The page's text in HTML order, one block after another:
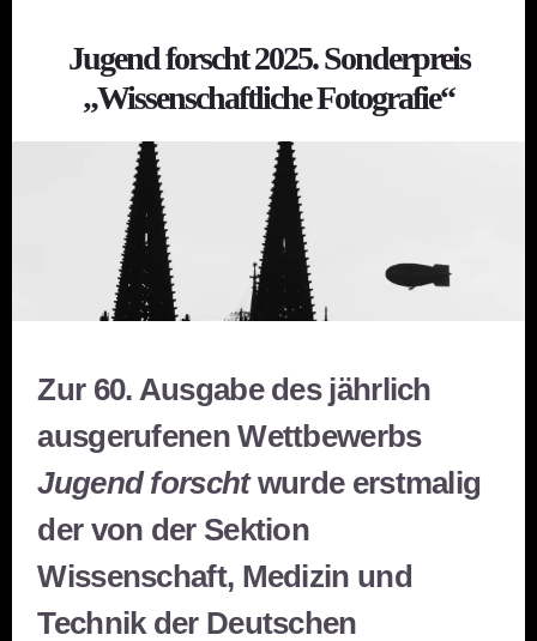
Jugend forscht 2025. Sonderpreis
„Wissenschaftliche Fotografie“
Zur 60. Ausgabe des jährlich
ausgerufenen Wettbewerbs
Jugend forschtwurde erstmalig
der von der Sektion
Wissenschaft, Medizin und
Technik der Deutschen